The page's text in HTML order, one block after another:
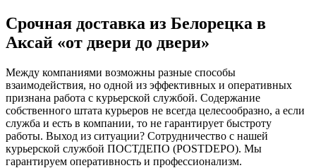
Срочная доставка из Белорецка в
Аксай «от двери до двери»
Между компаниями возможны разные способы
взаимодействия, но одной из эффективных и оперативных
признана работа с курьерской службой. Содержание
собственного штата курьеров не всегда целесообразно, а если
служба и есть в компании, то не гарантирует быстроту
работы. Выход из ситуации? Сотрудничество с нашей
курьерской службой ПОСТДЕПО (POSTDEPO). Мы
гарантируем оперативность и профессионализм.